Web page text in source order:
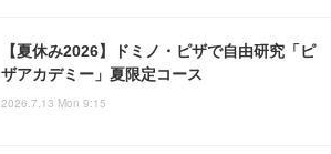
【夏休み2026】ドミノ・ピザで自由研究「ピ
ザアカデミー」夏限定コース
2026.7.13 Mon 9:15